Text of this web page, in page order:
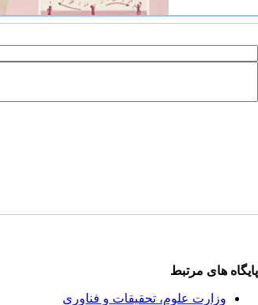
پایگاه های مرتبط
وزارت علوم، تحقیقات و فناوری